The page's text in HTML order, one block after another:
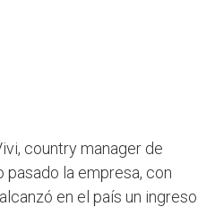
country manager de
pasado la empresa, con
en el país un ingreso